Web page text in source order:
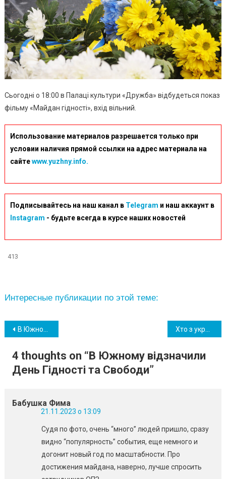
Сьогодні о 18:00 в Палаці культури «Дружба» відбудеться показ
фільму «Майдан гідності», вхід вільний.
Использование материалов разрешается только при
условии наличия прямой ссылки на адрес материала на
сайтеwww.yuzhny.info.
Подписывайтесь на наш канал в Telegram и наш аккаунт в
Instagram - будьте всегда в курсе наших новостей
413
Интересные публикации по этой теме:
Навігація
записів
В Южному на перехресті сталася ДТП за участі двох автівок
4 thoughts on “В Южному відзначили
День Гідності та Свободи”
Бабушка Фима
21.11.2023 о 13:09
Судя по фото, очень “много” людей пришло, сразу
видно “популярность” события, еще немного и
догонит новый год по масштабности. Про
достижения майдана, наверно, лучше спросить